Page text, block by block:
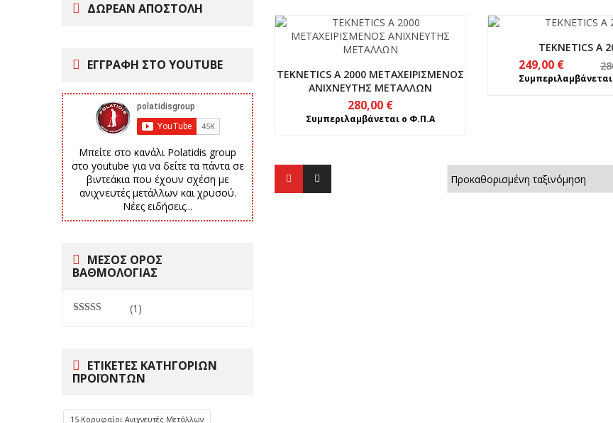
ΔΩΡΕΑΝ ΑΠΟΣΤΟΛΗ
ΕΓΓΡΑΦΗ ΣΤΟ YOUTUBE
Μπείτε στο κανάλι Polatidis group
στο youtube για να δείτε τα πάντα σε
βιντεάκια που έχουν σχέση με
ανιχνευτές μετάλλων και χρυσού.
Νέες ειδήσεις...
ΜΕΣΟΣ ΟΡΟΣ
ΒΑΘΜΟΛΟΓΙΑΣ
(1)
ΕΤΙΚΈΤΕΣ ΚΑΤΗΓΟΡΙΏΝ
ΠΡΟΪΌΝΤΩΝ
15 Κορυφαίοι Ανιχνευτές Μετάλλων
TEKNETICS A 2000 ΜΕΤΑΧΕΙΡΙΣΜΕΝΟΣ
ΑΝΙΧΝΕΥΤΗΣ ΜΕΤΑΛΛΩΝ
280,00 €
Συμπεριλαμβάνεται ο Φ.Π.Α
TEKNETICS A
Original
price
249,00 €